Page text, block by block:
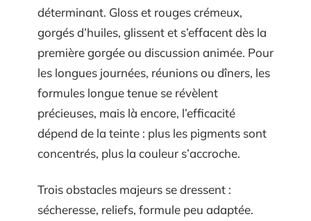
déterminant. Gloss et rouges crémeux,
gorgés d’huiles, glissent et s’effacent dès la
première gorgée ou discussion animée. Pour
les longues journées, réunions ou dîners, les
formules longue tenue se révèlent
précieuses, mais là encore, l’efficacité
dépend de la teinte : plus les pigments sont
concentrés, plus la couleur s’accroche.
Trois obstacles majeurs se dressent :
sécheresse, reliefs, formule peu adaptée.